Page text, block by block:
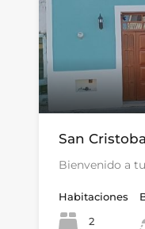
San
Bienvenido a
Habitaciones
2